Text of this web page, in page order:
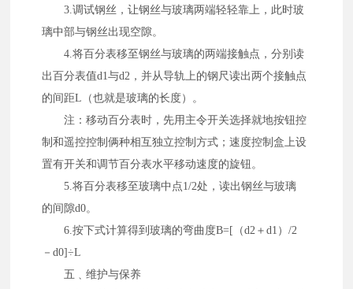
3.调试钢丝，让钢丝与玻璃两端轻轻靠上，此时玻
璃中部与钢丝出现空隙。
4.将百分表移至钢丝与玻璃的两端接触点，分别读
出百分表值d1与d2，并从导轨上的钢尺读出两个接触点
的间距L（也就是玻璃的长度）。
注：移动百分表时，先用主令开关选择就地按钮控
制和遥控控制俩种相互独立控制方式；速度控制盒上设
置有开关和调节百分表水平移动速度的旋钮。
5.将百分表移至玻璃中点1/2处，读出钢丝与玻璃
的间隙d0。
6.按下式计算得到玻璃的弯曲度B=[（d2＋d1）/2
－d0]÷L
五﹑维护与保养